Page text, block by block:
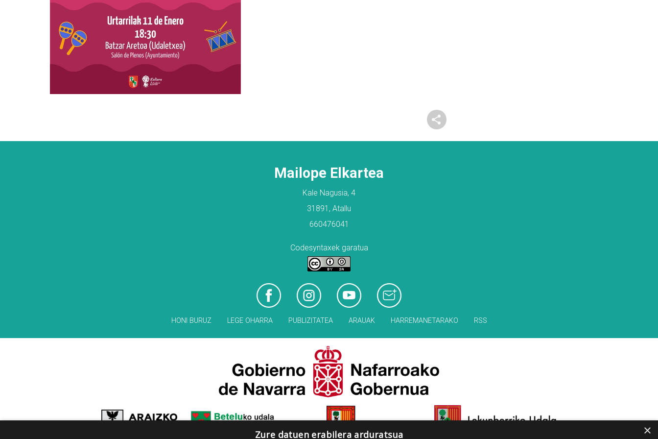
Mailope Elkartea
Kale Nagusia, 4
31891, Atallu
660476041
Codesyntaxek garatua
HONI BURUZ LEGE OHARRA PUBLIZITATEA ARAUAK HARREMANETARAKO RSS
×
Zure datuen erabilera arduratsua